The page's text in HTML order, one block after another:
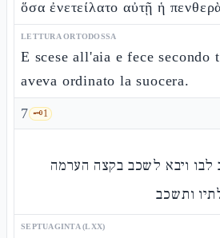
ὅσα ἐνετείλατο αὐτῇ ἡ
LETTURA ORTODOSSA
E scese all'aia e fece secondo
aveva ordinato la suocera.
7 🗝️1
לבו ויבא לשכב בקצה הערמה
ותשכב
SEPTUAGINTA (LXX)